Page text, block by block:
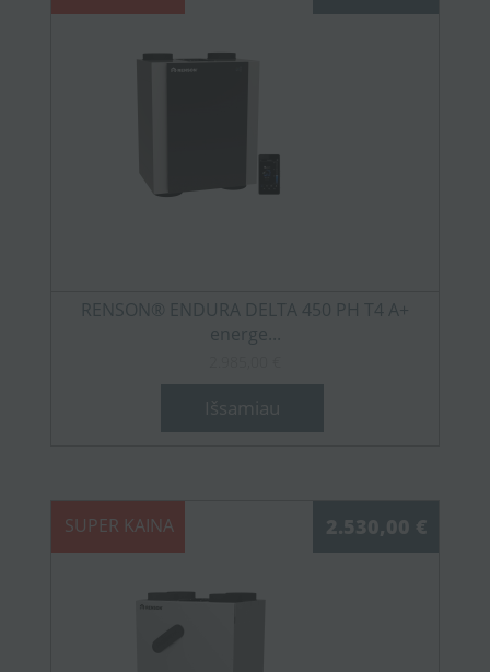
RENSON® ENDURA DELTA 450 PH T4 A+
energe...
Išsamiau
SUPER KAINA 2.530,00 €